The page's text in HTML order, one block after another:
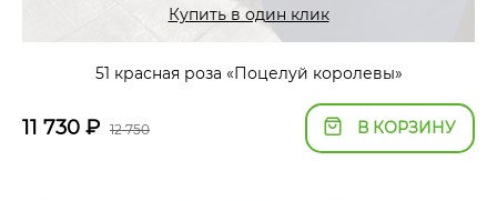
Купить в один клик
51 красная роза «Поцелуй королевы»
11 730 ₽ 12 750 В КОРЗИНУ